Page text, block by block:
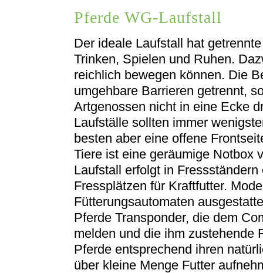
Pferde WG-Laufstall
Der ideale Laufstall hat
Trinken, Spielen und Ruhen.
reichlich bewegen können. Die
umgehbare Barrieren getrennt,
Artgenossen nicht in eine Ecke
Laufställe sollten immer
besten aber eine offene
Tiere ist eine geräumige Notbox
Laufstall erfolgt in
Fressplätzen für Kraftfutter.
Fütterungsautomaten
Pferde Transponder, die dem
melden und die ihm zustehende
Pferde entsprechend ihren
über kleine Menge Futter